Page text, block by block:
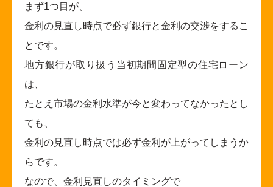
まず1つ目が、
金利の見直し時点で必ず銀行と金利の交渉をするこ
とです。
地方銀行が取り扱う当初期間固定型の住宅ローン
は、
たとえ市場の金利水準が今と変わってなかったとし
ても、
金利の見直し時点では必ず金利が上がってしまうか
らです。
なので、金利見直しのタイミングで